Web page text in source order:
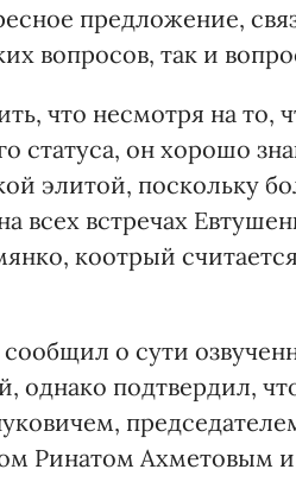
предложение,
вопросов, так и
что несмотря на
статуса, он хорошо
элитой, поскольку
всех встречах
коотрый
о сути
однако подтвердил,
Ринатом Ахметовым